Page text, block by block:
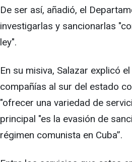
De ser así, añadió, el
investigarlas y sancionarlas
ley".
En su misiva, Salazar explicó
compañías al sur del estado
"ofrecer una variedad de
principal "es la evasión de
régimen comunista en Cuba”.